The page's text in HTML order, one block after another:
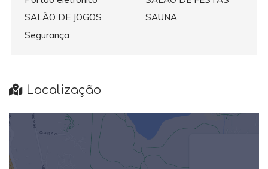
SALÃO DE JOGOS
SAUNA
Segurança
Localização